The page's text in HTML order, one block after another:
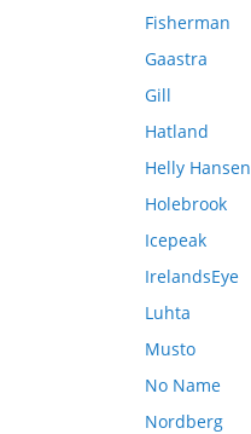
Fisherman
Gaastra
Gill
Hatland
Helly Hansen
Holebrook
Icepeak
IrelandsEye
Luhta
Musto
No Name
Nordberg